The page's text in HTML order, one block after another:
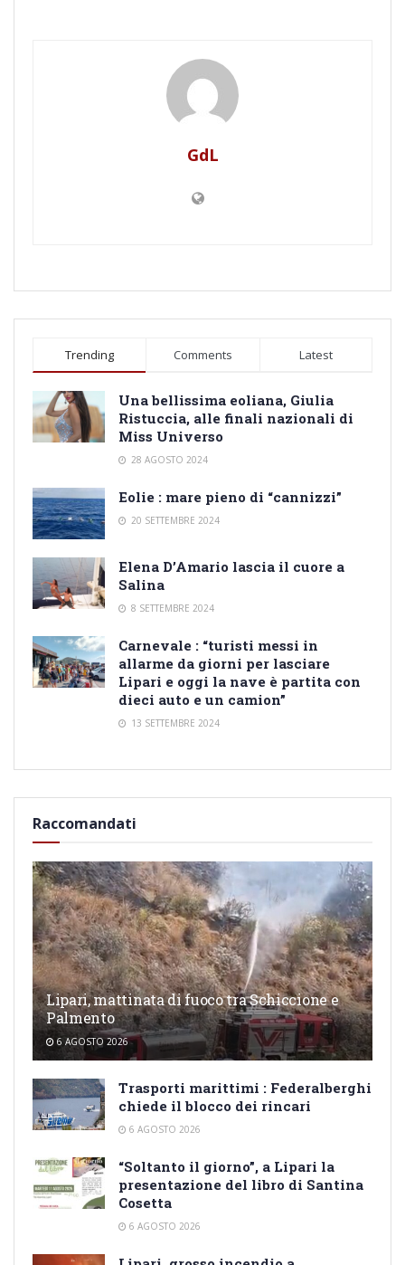
GdL
Trending Comments Latest
Una bellissima eoliana, Giulia
Ristuccia, alle finali nazionali di
Miss Universo
28 AGOSTO 2024
Eolie : mare pieno di “cannizzi”
20 SETTEMBRE 2024
Elena D’Amario lascia il cuore a
Salina
8 SETTEMBRE 2024
Carnevale : “turisti messi in
allarme da giorni per lasciare
Lipari e oggi la nave è partita con
dieci auto e un camion”
13 SETTEMBRE 2024
Raccomandati
Lipari, mattinata di fuoco tra Schiccione e
Palmento
6 AGOSTO 2026
Trasporti marittimi : Federalberghi
chiede il blocco dei rincari
6 AGOSTO 2026
“Soltanto il giorno”, a Lipari la
presentazione del libro di Santina
Cosetta
6 AGOSTO 2026